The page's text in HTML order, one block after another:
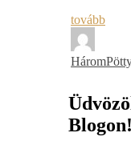
tovább
Blogon!